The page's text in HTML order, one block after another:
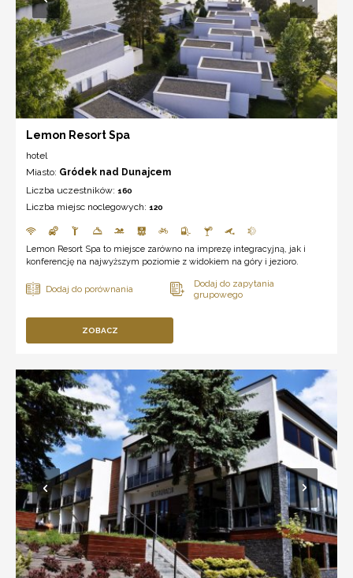
Lemon Resort Spa
hotel
Miasto: Gródek nad Dunajcem
Liczba uczestników: 160
Liczba miejsc noclegowych: 120
Lemon Resort Spa to miejsce zarówno na imprezę integracyjną, jak i
konferencję na najwyższym poziomie z widokiem na góry i jezioro.
ZOBACZ